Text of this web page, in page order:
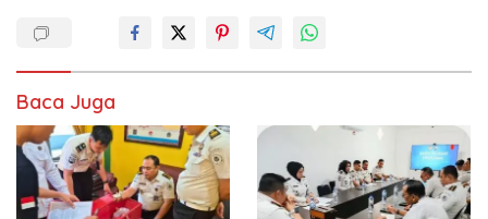
Baca Juga